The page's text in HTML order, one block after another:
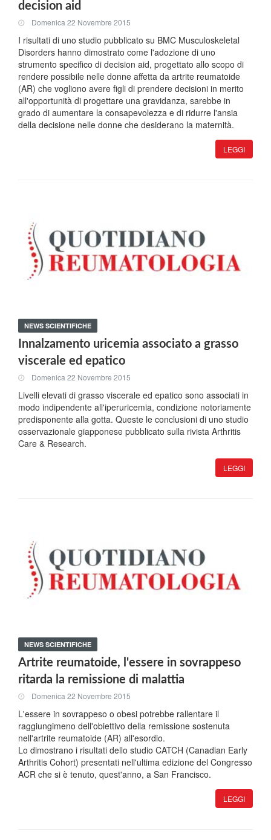
decision aid
Domenica 22 Novembre 2015
I risultati di uno studio pubblicato su BMC Musculoskeletal
Disorders hanno dimostrato come l'adozione di uno
strumento specifico di decision aid, progettato allo scopo di
rendere possibile nelle donne affetta da artrite reumatoide
(AR) che vogliono avere figli di prendere decisioni in merito
all'opportunità di progettare una gravidanza, sarebbe in
grado di aumentare la consapevolezza e di ridurre l'ansia
della decisione nelle donne che desiderano la maternità.
LEGGI
NEWS SCIENTIFICHE
Innalzamento uricemia associato a grasso
viscerale ed epatico
Domenica 22 Novembre 2015
Livelli elevati di grasso viscerale ed epatico sono associati in
modo indipendente all'iperuricemia, condizione notoriamente
predisponente alla gotta. Queste le conclusioni di uno studio
osservazionale giapponese pubblicato sulla rivista Arthritis
Care & Research.
LEGGI
NEWS SCIENTIFICHE
Artrite reumatoide, l'essere in sovrappeso
ritarda la remissione di malattia
Domenica 22 Novembre 2015
L'essere in sovrappeso o obesi potrebbe rallentare il
raggiungimeno dell'obiettivo della remissione sostenuta
nell'artrite reumatoide (AR) all'esordio.
Lo dimostrano i risultati dello studio CATCH (Canadian Early
Arthritis Cohort) presentati nell'ultima edizione del Congresso
ACR che si è tenuto, quest'anno, a San Francisco.
LEGGI